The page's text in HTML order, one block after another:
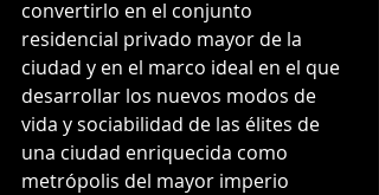
convertirlo en el conjunto
residencial privado mayor de la
ciudad y en el marco ideal en el que
desarrollar los nuevos modos de
vida y sociabilidad de las élites de
una ciudad enriquecida como
metrópolis del mayor imperio